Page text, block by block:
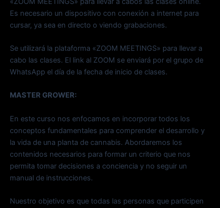
Es necesario un dispositivo con conexión a internet para
cursar, ya sea en directo o viendo grabaciones.
Se utilizará la plataforma «ZOOM MEETINGS» para llevar a
cabo las clases. El link al ZOOM se enviará por el grupo de
WhatsApp el día de la fecha de inicio de clases.
MASTER GROWER:
En este curso nos enfocamos en incorporar todos los
conceptos fundamentales para comprender el desarrollo y
la vida de una planta de cannabis. Abordaremos los
contenidos necesarios para formar un criterio que nos
permita tomar decisiones a conciencia y no seguir un
manual de instrucciones.
Nuestro objetivo es que todas las personas que participen